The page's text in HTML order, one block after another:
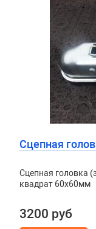
Сцепная
Сцепная головка
квадрат 60х60мм
3200 руб